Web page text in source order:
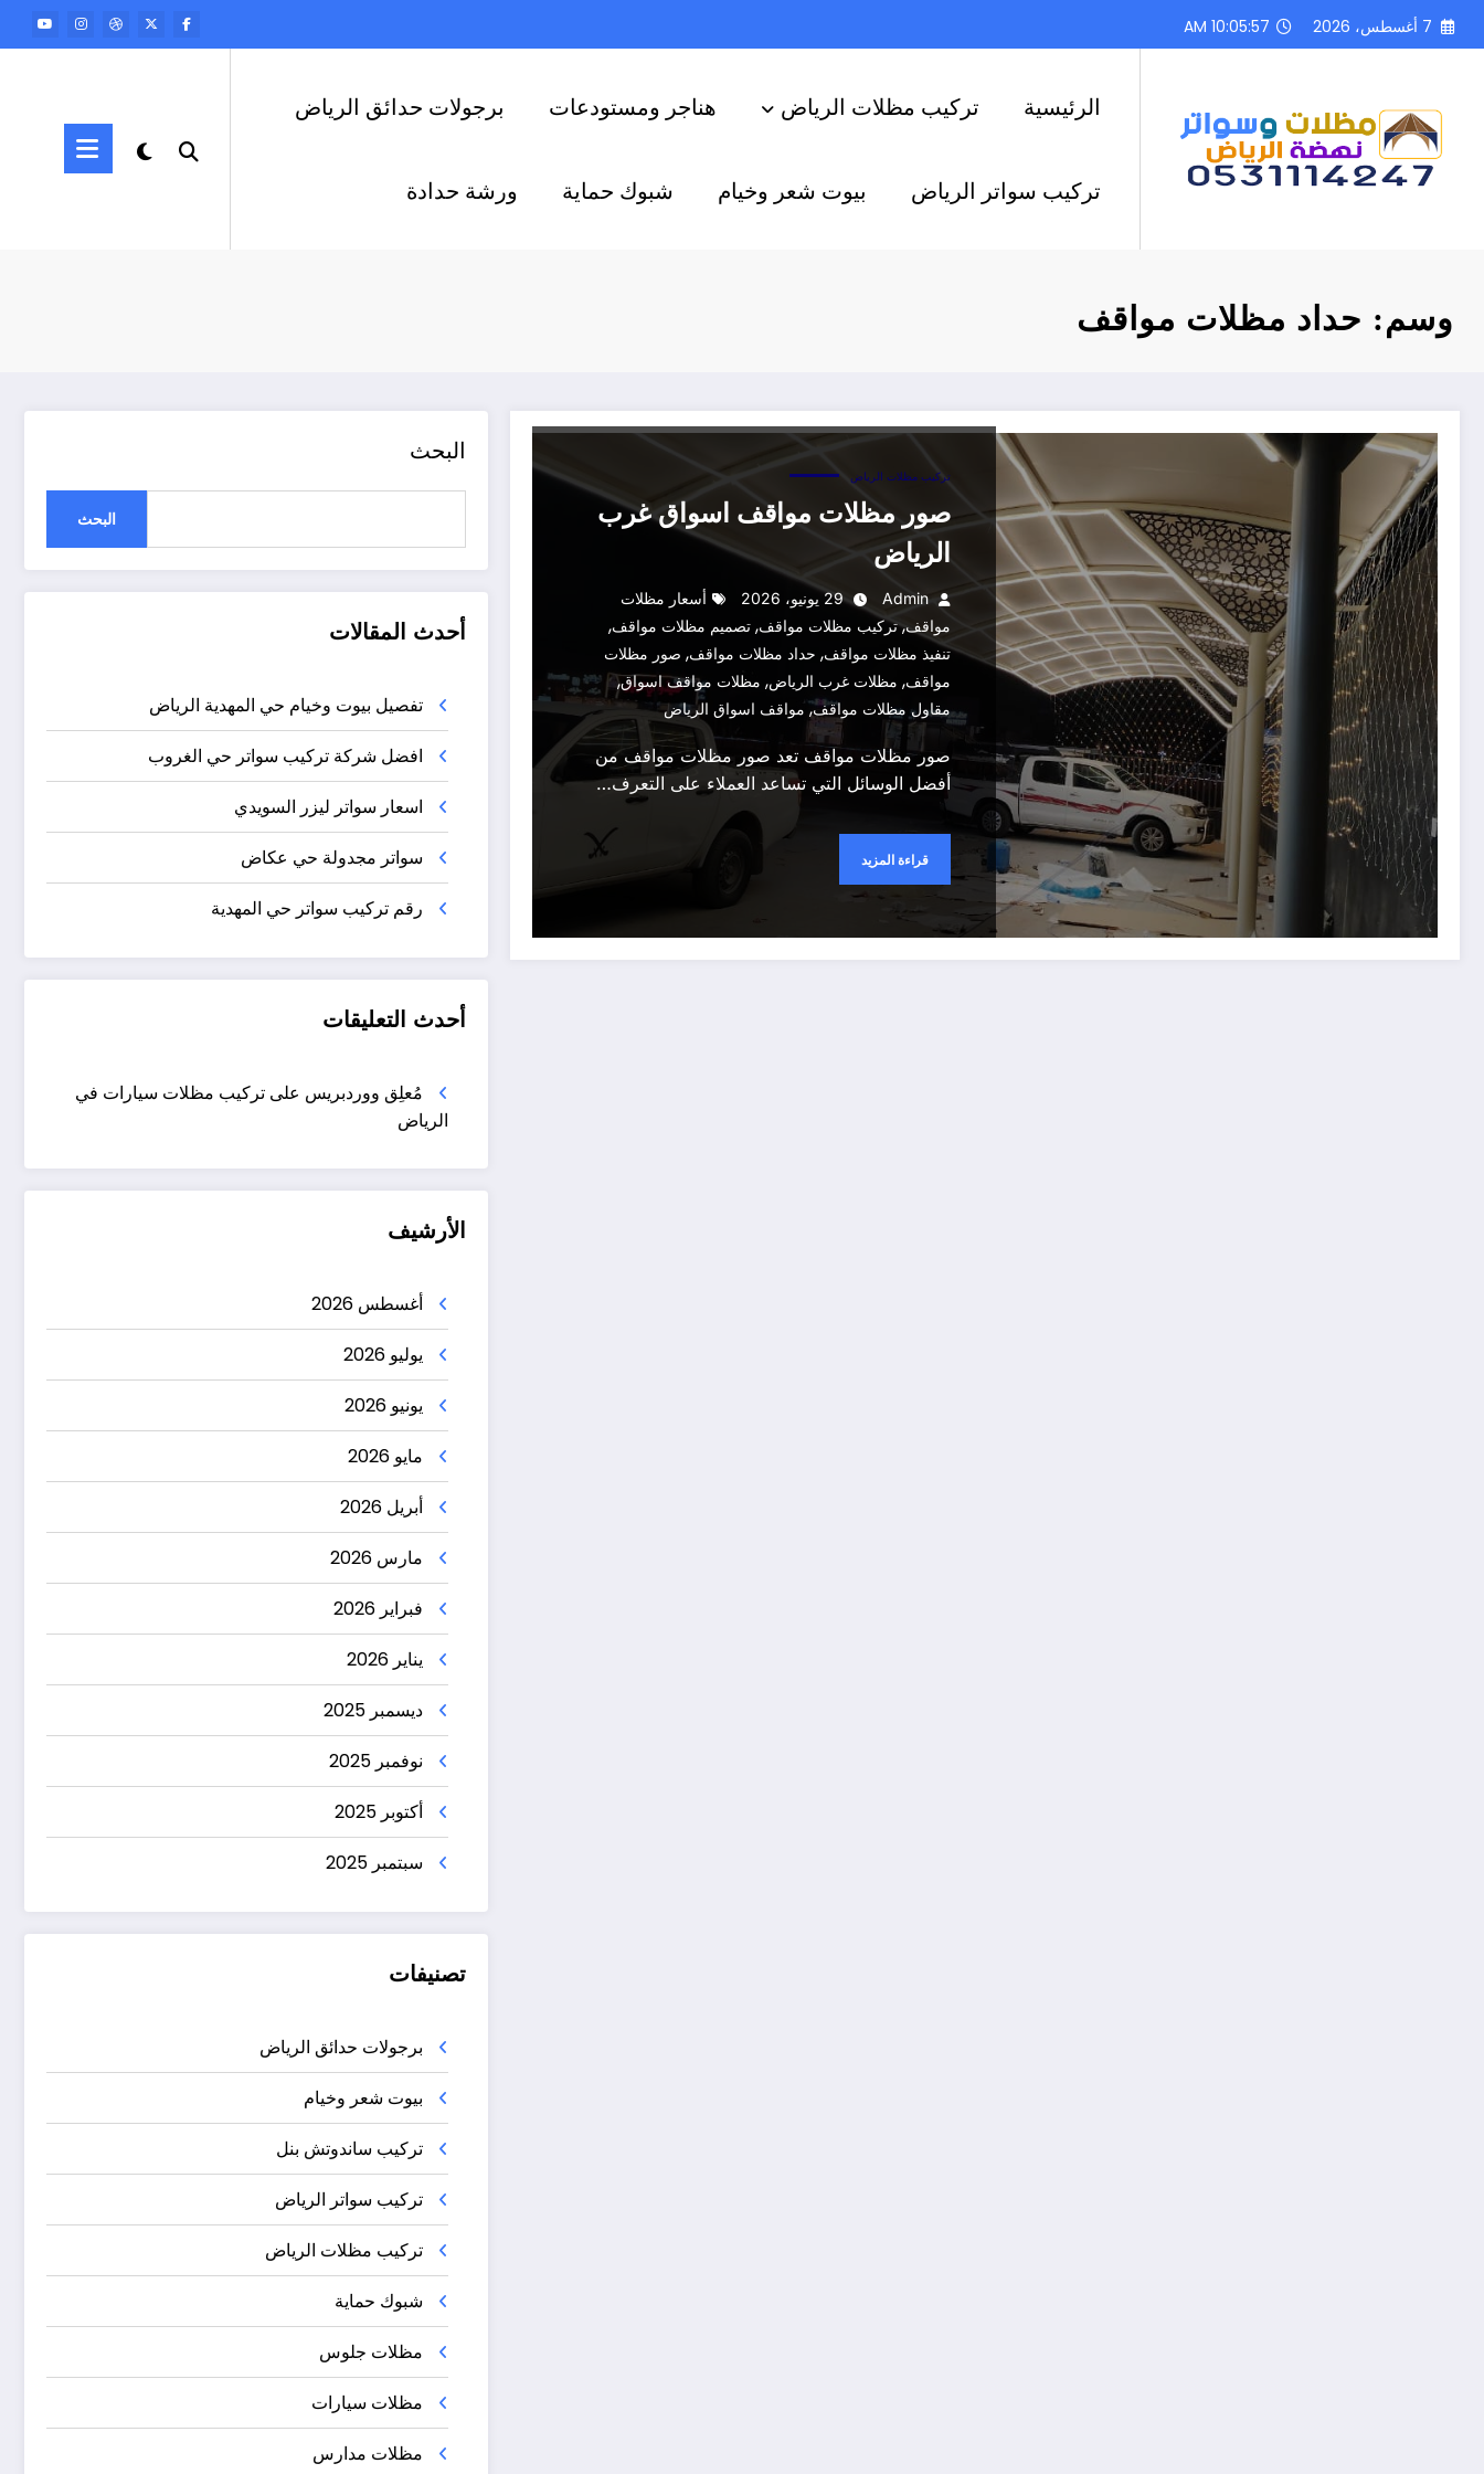
التجاوز
7 أغسطس، 2026 10:05:58 AM
الرئيسية تركيب مظلات الرياض هناجر ومستودعات برجولات حدائق الرياض
تركيب سواتر الرياض بيوت شعر وخيام شبوك حماية ورشة حدادة
وسم: حداد مظلات مواقف
تركيب مظلات الرياض
صور مظلات مواقف اسواق غرب
الرياض
Admin 29 يونيو، 2026
أسعار مظلات
مواقف,تركيب مظلات مواقف, تصميم مظلات مواقف,
تنفيذ مظلات مواقف, حداد مظلات مواقف, صور مظلات
مواقف, مظلات غرب الرياض, مظلات مواقف اسواق,
مقاول مظلات مواقف,مواقف اسواق الرياض
صور مظلات مواقف تعد صور مظلات مواقف من
أفضل الوسائل التي تساعد العملاء على التعرف…
قراءة المزيد
البحث
البحث
أحدث المقالات
تفصيل بيوت وخيام حي المهدية الرياض
افضل شركة تركيب سواتر حي الغروب
اسعار سواتر ليزر السويدي
سواتر مجدولة حي عكاض
رقم تركيب سواتر حي المهدية
أحدث التعليقات
مُعلِق ووردبريس علىتركيب مظلات سيارات في
الرياض
الأرشيف
أغسطس 2026
يوليو 2026
يونيو 2026
مايو 2026
أبريل 2026
مارس 2026
فبراير 2026
يناير 2026
ديسمبر 2025
نوفمبر 2025
أكتوبر 2025
سبتمبر 2025
تصنيفات
برجولات حدائق الرياض
بيوت شعر وخيام
تركيب ساندوتش بنل
تركيب سواتر الرياض
تركيب مظلات الرياض
شبوك حماية
مظلات جلوس
مظلات سيارات
مظلات مدارس